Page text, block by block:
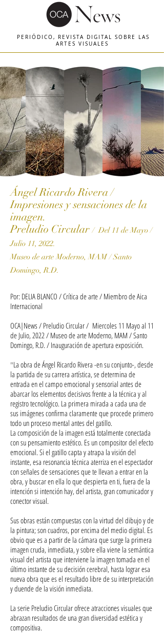
PERIÓDICO, REVISTA DIGITAL SOBRE LAS
ARTES VISUALES
Ángel Ricardo Rivera /
Impresiones y sensaciones de la
imagen.
Preludio Circular/ Del 11 de Mayo /
Julio 11, 2022.
Museo de arte Moderno, MAM / Santo
Domingo, R.D.
Por: DELIA BLANCO / Crítica de arte / Miembro de Aica
Internacional
OCA|News / Preludio Circular / Miercoles 11 Mayo al 11
de Julio, 2022 / Museo de arte Moderno, MAM / Santo
Domingo, R.D. / Inauguración de apertura exposición.
"La obra de Ángel Ricardo Rivera -en su conjunto-, desde
la partida de su carrera artística, se determina de
entrada en el campo emocional y sensorial antes de
abarcar los elementos decisivos frente a la técnica y al
registro tecnológico. La primera mirada a cada una de
sus imágenes confirma claramente que procede primero
todo un proceso mental antes del gatillo.
La composición de la imagen está totalmente conectada
con su pensamiento estético. Es un compositor del efecto
emocional. Si el gatillo capta y atrapa la visión del
instante, esa resonancia técnica aterriza en el espectador
con señales de sensaciones que te llevan a entrar en la
obra, y buscar en ella lo que despierta en ti, fuera de la
intención si intención hay, del artista, gran comunicador y
conector visual.
Sus obras están compuestas con la virtud del dibujo y de
la pintura; son cuadros, por encima del medio digital. Es
obvio que es a partir de la cámara que surge la primera
imagen cruda, inmediata, y sobre ella viene la semántica
visual del artista que interviene la imagen tomada en el
último instante de su decisión cerebral, hasta lograr esa
nueva obra que es el resultado libre de su interpretación
y duende de la visión inmediata.
La serie Preludio Circular ofrece atracciones visuales que
abrazan resultados de una gran diversidad estética y
compositiva.